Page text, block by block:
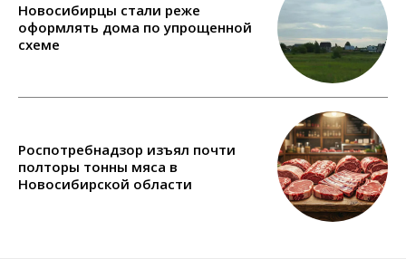
Новосибирцы стали реже
оформлять дома по упрощенной
схеме
Роспотребнадзор изъял почти
полторы тонны мяса в
Новосибирской области